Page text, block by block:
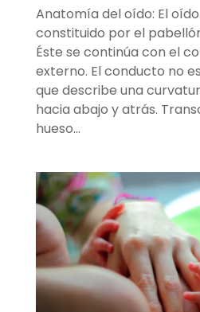
Anatomía del oído: El
constituido por el
Éste se continúa con el
externo. El conducto no
que describe una
hacia abajo y atrás.
hueso...